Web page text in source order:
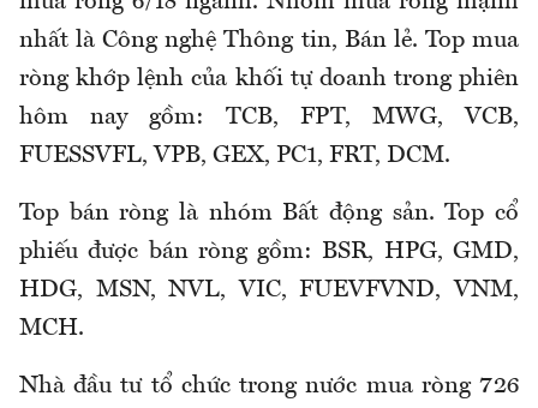
nhất là Công nghệ Thông tin, Bán lẻ. Top mua
ròng khớp lệnh của khối tự doanh trong phiên
hôm nay gồm: TCB, FPT, MWG, VCB,
FUESSVFL, VPB, GEX, PC1, FRT, DCM.
Top bán ròng là nhóm Bất động sản. Top cổ
phiếu được bán ròng gồm: BSR, HPG, GMD,
HDG, MSN, NVL, VIC, FUEVFVND, VNM,
MCH.
Nhà đầu tư tổ chức trong nước mua ròng 726